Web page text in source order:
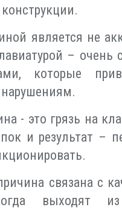
является не
– очень
которые
- это грязь на
и результат –
связана с
выходят